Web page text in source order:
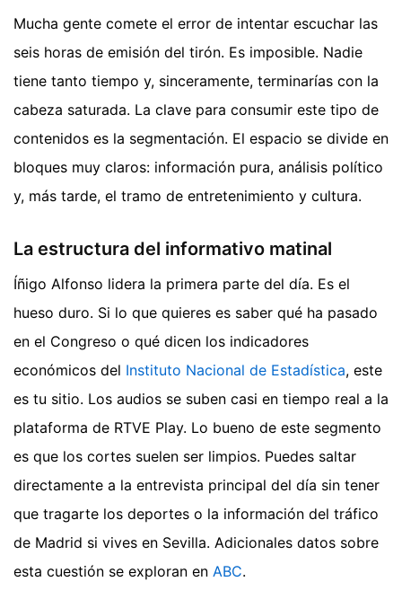
Mucha gente comete el error de intentar escuchar las
seis horas de emisión del tirón. Es imposible. Nadie
tiene tanto tiempo y, sinceramente, terminarías con la
cabeza saturada. La clave para consumir este tipo de
contenidos es la segmentación. El espacio se divide en
bloques muy claros: información pura, análisis político
y, más tarde, el tramo de entretenimiento y cultura.
La estructura del informativo matinal
Íñigo Alfonso lidera la primera parte del día. Es el
hueso duro. Si lo que quieres es saber qué ha pasado
en el Congreso o qué dicen los indicadores
económicos del Instituto Nacional de Estadística, este
es tu sitio. Los audios se suben casi en tiempo real a la
plataforma de RTVE Play. Lo bueno de este segmento
es que los cortes suelen ser limpios. Puedes saltar
directamente a la entrevista principal del día sin tener
que tragarte los deportes o la información del tráfico
de Madrid si vives en Sevilla. Adicionales datos sobre
esta cuestión se exploran en ABC.